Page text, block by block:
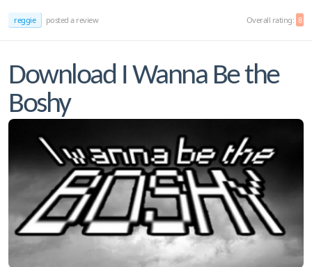
reggie posted a review Overall rating: 8
Download I Wanna Be the
Boshy